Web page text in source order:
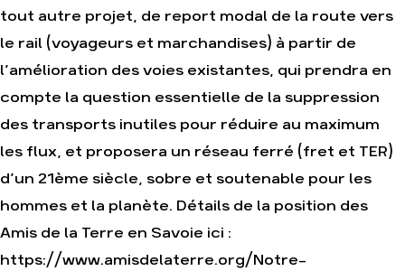
Agir au quotidien
Soutenir les campagnes
Transmettre tout ou
gratuitement les guides
Agriculture
Finance
Multinationales
Forêts
Actualités
Espace presse
Publications
Groupes locaux
tout autre projet, de report modal de la route vers
le rail (voyageurs et marchandises) à partir de
l’amélioration des voies existantes, qui prendra en
compte la question essentielle de la suppression
des transports inutiles pour réduire au maximum
les flux, et proposera un réseau ferré (fret et TER)
d’un 21ème siècle, sobre et soutenable pour les
hommes et la planète. Détails de la position des
Amis de la Terre en Savoie ici :
https://www.amisdelaterre.org/Notre-